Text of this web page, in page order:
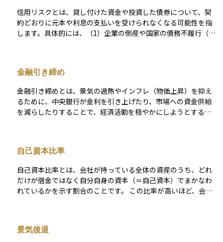
信用リスクとは、貸し付けた資金や投資した債券について、契
約どおりに元本や利息の支払いを受けられなくなる可能性を指
します。具体的には、（1）企業の倒産や国家の債務不履行（い
益の減少につながるため、信用リスクの管理は債券投資の基礎
として非常に重要です。 この信用リスクを定量的に評価する手
段のひとつが、格付会社による信用格付けです。格付は通常、A
AA（最上位）からD（デフォルト）までの等級で示され、投資
家にとってのリスク水準をわかりやすく表します。たとえば、
データより）。ただし、格付はあくまで過去の情報に基づいた
あります。 そのため、市場ではよりリアルタイムなリスク指標
として、同年限の国債利回りとの差であるクレジットスプレッ
ドが重視されます。これは「市場に織り込まれた信用リスク」
は、債務不履行リスクに加え、流動性やマクロ経済環境を反映
金融引き締め
金融引き締めとは、景気の過熱やインフレ（物価上昇）を抑え
るために、中央銀行が金利を引き上げたり、市場への資金供給
を減らしたりすることで、経済活動を穏やかにしようとする金
有する国債を市場で売却することで資金を回収し、通貨の流通
量を減らす方法もあります。金融引き締めは、経済が成長しす
ぎてバブルや過度なインフレのリスクがあるときに実施される
ことが多く、株式市場や為替市場にも強い影響を及ぼします。
投資家にとっては、金融引き締め局面では金利の上昇によって
自己資本比率
自己資本比率とは、会社が持っている全体の資産のうち、どれ
だけが借金ではなく自分自身の資本（＝自己資本）でまかなわ
れているかを示す割合のことです。 この比率が高いほど、会社
半分が借入金などの他人資本ということになります。 投資家に
景気後退